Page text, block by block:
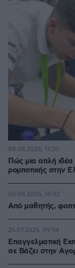
Πώς μια απλή
ρομποτικής στην
04.08.2026, 11:20
Από μαθητής,
06.08.2026, 10:52
Επαγγελματική
σε Bάζει στην
26.07.2026, 09:54